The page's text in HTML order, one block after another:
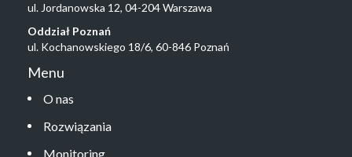
ul. Jordanowska 12, 04-204 Warszawa
Oddział Poznań
ul. Kochanowskiego 18/6, 60-846 Poznań
Menu
O nas
Rozwiązania
Monitoring